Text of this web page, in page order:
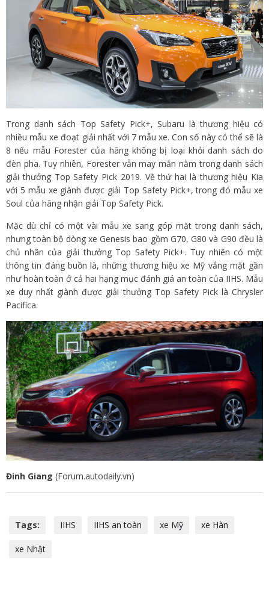
Trong danh sách Top Safety Pick+, Subaru là thương hiệu có
nhiều mẫu xe đoạt giải nhất với 7 mẫu xe. Con số này có thể sẽ là
8 nếu mẫu Forester của hãng không bị loại khỏi danh sách do
đèn pha. Tuy nhiên, Forester vẫn may mắn nằm trong danh sách
giải thưởng Top Safety Pick 2019. Về thứ hai là thương hiệu Kia
với 5 mẫu xe giành được giải Top Safety Pick+, trong đó mẫu xe
Soul của hãng nhận giải Top Safety Pick.
Mặc dù chỉ có một vài mẫu xe sang góp mặt trong danh sách,
nhưng toàn bộ dòng xe Genesis bao gồm G70, G80 và G90 đều là
chủ nhân của giải thưởng Top Safety Pick+. Tuy nhiên có một
thông tin đáng buồn là, những thương hiệu xe Mỹ vắng mặt gần
như hoàn toàn ở cả hai hạng mục đánh giá an toàn của IIHS. Mẫu
xe duy nhất giành được giải thưởng Top Safety Pick là Chrysler
Pacifica.
Đinh Giang (Forum.autodaily.vn)
Tags: IIHS IIHS an toàn xe Mỹ xe Hàn
xe Nhật